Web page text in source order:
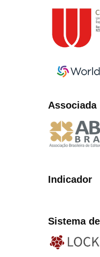
Associada
Indicador
Sistema